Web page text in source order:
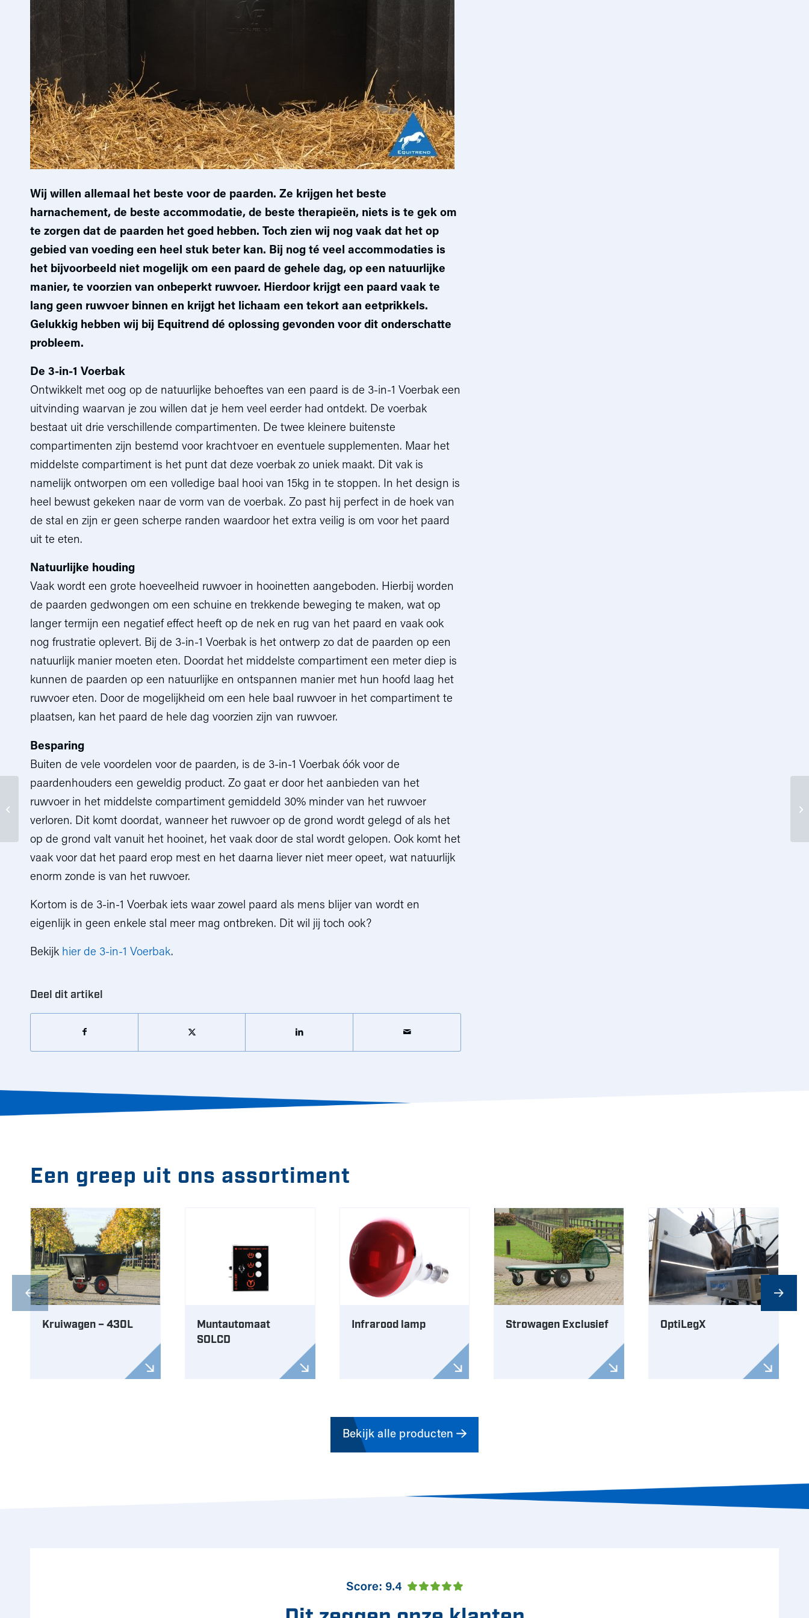
Wij willen allemaal het beste voor de paarden. Ze krijgen het beste
harnachement, de beste accommodatie, de beste therapieën, niets is te gek om
te zorgen dat de paarden het goed hebben. Toch zien wij nog vaak dat het op
gebied van voeding een heel stuk beter kan. Bij nog té veel accommodaties is
het bijvoorbeeld niet mogelijk om een paard de gehele dag, op een natuurlijke
manier, te voorzien van onbeperkt ruwvoer. Hierdoor krijgt een paard vaak te
lang geen ruwvoer binnen en krijgt het lichaam een tekort aan eetprikkels.
Gelukkig hebben wij bij Equitrend dé oplossing gevonden voor dit onderschatte
probleem.
De 3-in-1 Voerbak
Ontwikkelt met oog op de natuurlijke behoeftes van een paard is de 3-in-1 Voerbak een
uitvinding waarvan je zou willen dat je hem veel eerder had ontdekt. De voerbak
bestaat uit drie verschillende compartimenten. De twee kleinere buitenste
compartimenten zijn bestemd voor krachtvoer en eventuele supplementen. Maar het
middelste compartiment is het punt dat deze voerbak zo uniek maakt. Dit vak is
namelijk ontworpen om een volledige baal hooi van 15kg in te stoppen. In het design is
heel bewust gekeken naar de vorm van de voerbak. Zo past hij perfect in de hoek van
de stal en zijn er geen scherpe randen waardoor het extra veilig is om voor het paard
uit te eten.
Natuurlijke houding
Vaak wordt een grote hoeveelheid ruwvoer in hooinetten aangeboden. Hierbij worden
de paarden gedwongen om een schuine en trekkende beweging te maken, wat op
langer termijn een negatief effect heeft op de nek en rug van het paard en vaak ook
nog frustratie oplevert. Bij de 3-in-1 Voerbak is het ontwerp zo dat de paarden op een
natuurlijk manier moeten eten. Doordat het middelste compartiment een meter diep is
kunnen de paarden op een natuurlijke en ontspannen manier met hun hoofd laag het
ruwvoer eten. Door de mogelijkheid om een hele baal ruwvoer in het compartiment te
plaatsen, kan het paard de hele dag voorzien zijn van ruwvoer.
Besparing
Buiten de vele voordelen voor de paarden, is de 3-in-1 Voerbak óók voor de
paardenhouders een geweldig product. Zo gaat er door het aanbieden van het
ruwvoer in het middelste compartiment gemiddeld 30% minder van het ruwvoer
verloren. Dit komt doordat, wanneer het ruwvoer op de grond wordt gelegd of als het
op de grond valt vanuit het hooinet, het vaak door de stal wordt gelopen. Ook komt het
vaak voor dat het paard erop mest en het daarna liever niet meer opeet, wat natuurlijk
enorm zonde is van het ruwvoer.
Kortom is de 3-in-1 Voerbak iets waar zowel paard als mens blijer van wordt en
eigenlijk in geen enkele stal meer mag ontbreken. Dit wil jij toch ook?
Bekijk hier de 3-in-1 Voerbak.
Deel dit artikel
Een greep uit ons assortiment
Kruiwagen – 430L
Muntautomaat
SOLCD
Infrarood lamp Strowagen Exclusief OptiLegX
Bekijk alle producten
Begrijpen en erkennen
paarden